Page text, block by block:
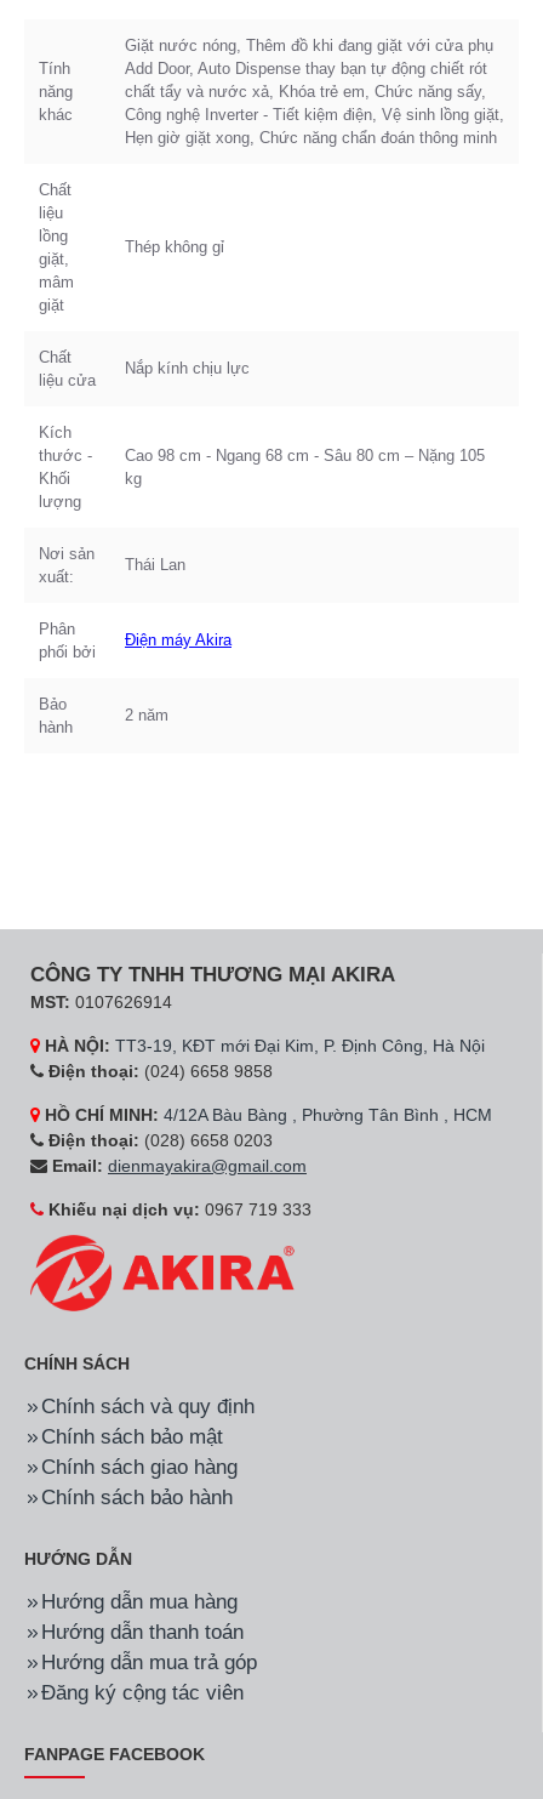
Tính
năng
khác
Giặt nước nóng, Thêm đồ khi đang giặt với cửa phụ
Add Door, Auto Dispense thay bạn tự động chiết rót
chất tẩy và nước xả, Khóa trẻ em, Chức năng sấy,
Công nghệ Inverter - Tiết kiệm điện, Vệ sinh lồng giặt,
Hẹn giờ giặt xong, Chức năng chẩn đoán thông minh
Chất
liệu
lồng
giặt,
mâm
giặt
Thép không gỉ
Chất
liệu cửa
Nắp kính chịu lực
Kích
thước -
Khối
lượng
Cao 98 cm - Ngang 68 cm - Sâu 80 cm – Nặng 105
kg
Nơi sản
xuất:
Thái Lan
Phân
phối bởi
Điện máy Akira
Bảo
hành
2 năm
CÔNG TY TNHH THƯƠNG MẠI AKIRA
MST: 0107626914
HÀ NỘI: TT3-19, KĐT mới Đại Kim, P. Định Công, Hà Nội
Điện thoại: (024) 6658 9858
HỒ CHÍ MINH: 4/12A Bàu Bàng , Phường Tân Bình , HCM
Điện thoại: (028) 6658 0203
Email: dienmayakira@gmail.com
Khiếu nại dịch vụ: 0967 719 333
CHÍNH SÁCH
Chính sách và quy định
Chính sách bảo mật
Chính sách giao hàng
Chính sách bảo hành
HƯỚNG DẪN
Hướng dẫn mua hàng
Hướng dẫn thanh toán
Hướng dẫn mua trả góp
Đăng ký cộng tác viên
FANPAGE FACEBOOK